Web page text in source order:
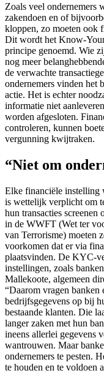
Zoals veel ondernemers
zakendoen en of
kloppen, zo moeten ook
Dit wordt het Know-
principe genoemd. Wie
nog meer
de verwachte
ondernemers vinden het
actie. Het is echter
informatie niet
worden afgesloten.
controleren, kunnen
vergunning kwijtraken.
“Niet om
Elke financiële instelling
is wettelijk verplicht om
hun transacties screenen
in de WWFT (Wet ter
van Terrorisme) moeten
voorkomen dat er via
plaatsvinden. De KYC-
instellingen, zoals
Mallekoote, algemeen
“Daarom vragen banken
bedrijfsgegevens op bij
bestaande klanten. Die
langer zaken met hun
ineens allerlei gegevens
wantrouwen. Maar
ondernemers te pesten.
te houden en te voldoen